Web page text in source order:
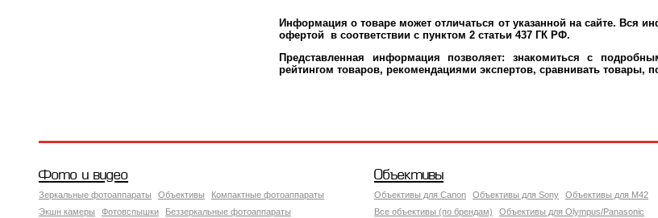
Информация о товаре может отличаться от указанной на сайте. Вся
офертой в соответствии с пунктом 2 статьи 437 ГК РФ.
Представленная информация позволяет: знакомиться с
рейтингом товаров, рекомендациями экспертов, сравнивать товары,
Фото и видео
Зеркальные фотоаппараты Объективы
Компактные фотоаппараты
Экшн камеры
Фотовспышки
Беззеркальные фотоаппараты
Объективы
Объективы для Canon Объективы для Sony
Объективы для M42
Все объективы (по брендам)
Объективы для Olympus/Panasonic